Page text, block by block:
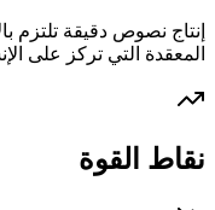
إنتاج نصوص دقيقة تلتزم
المعقدة التي تركز على
نقاط القوة